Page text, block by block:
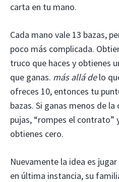
carta en tu mano.
Cada mano vale 13 bazas,
poco más complicada.
truco que haces y obtienes
que ganas. más allá delo
ofreces 10, entonces tu
bazas. Si ganas menos de
pujas, “rompes el contrato”
obtienes cero.
Nuevamente la idea es
en última instancia, su